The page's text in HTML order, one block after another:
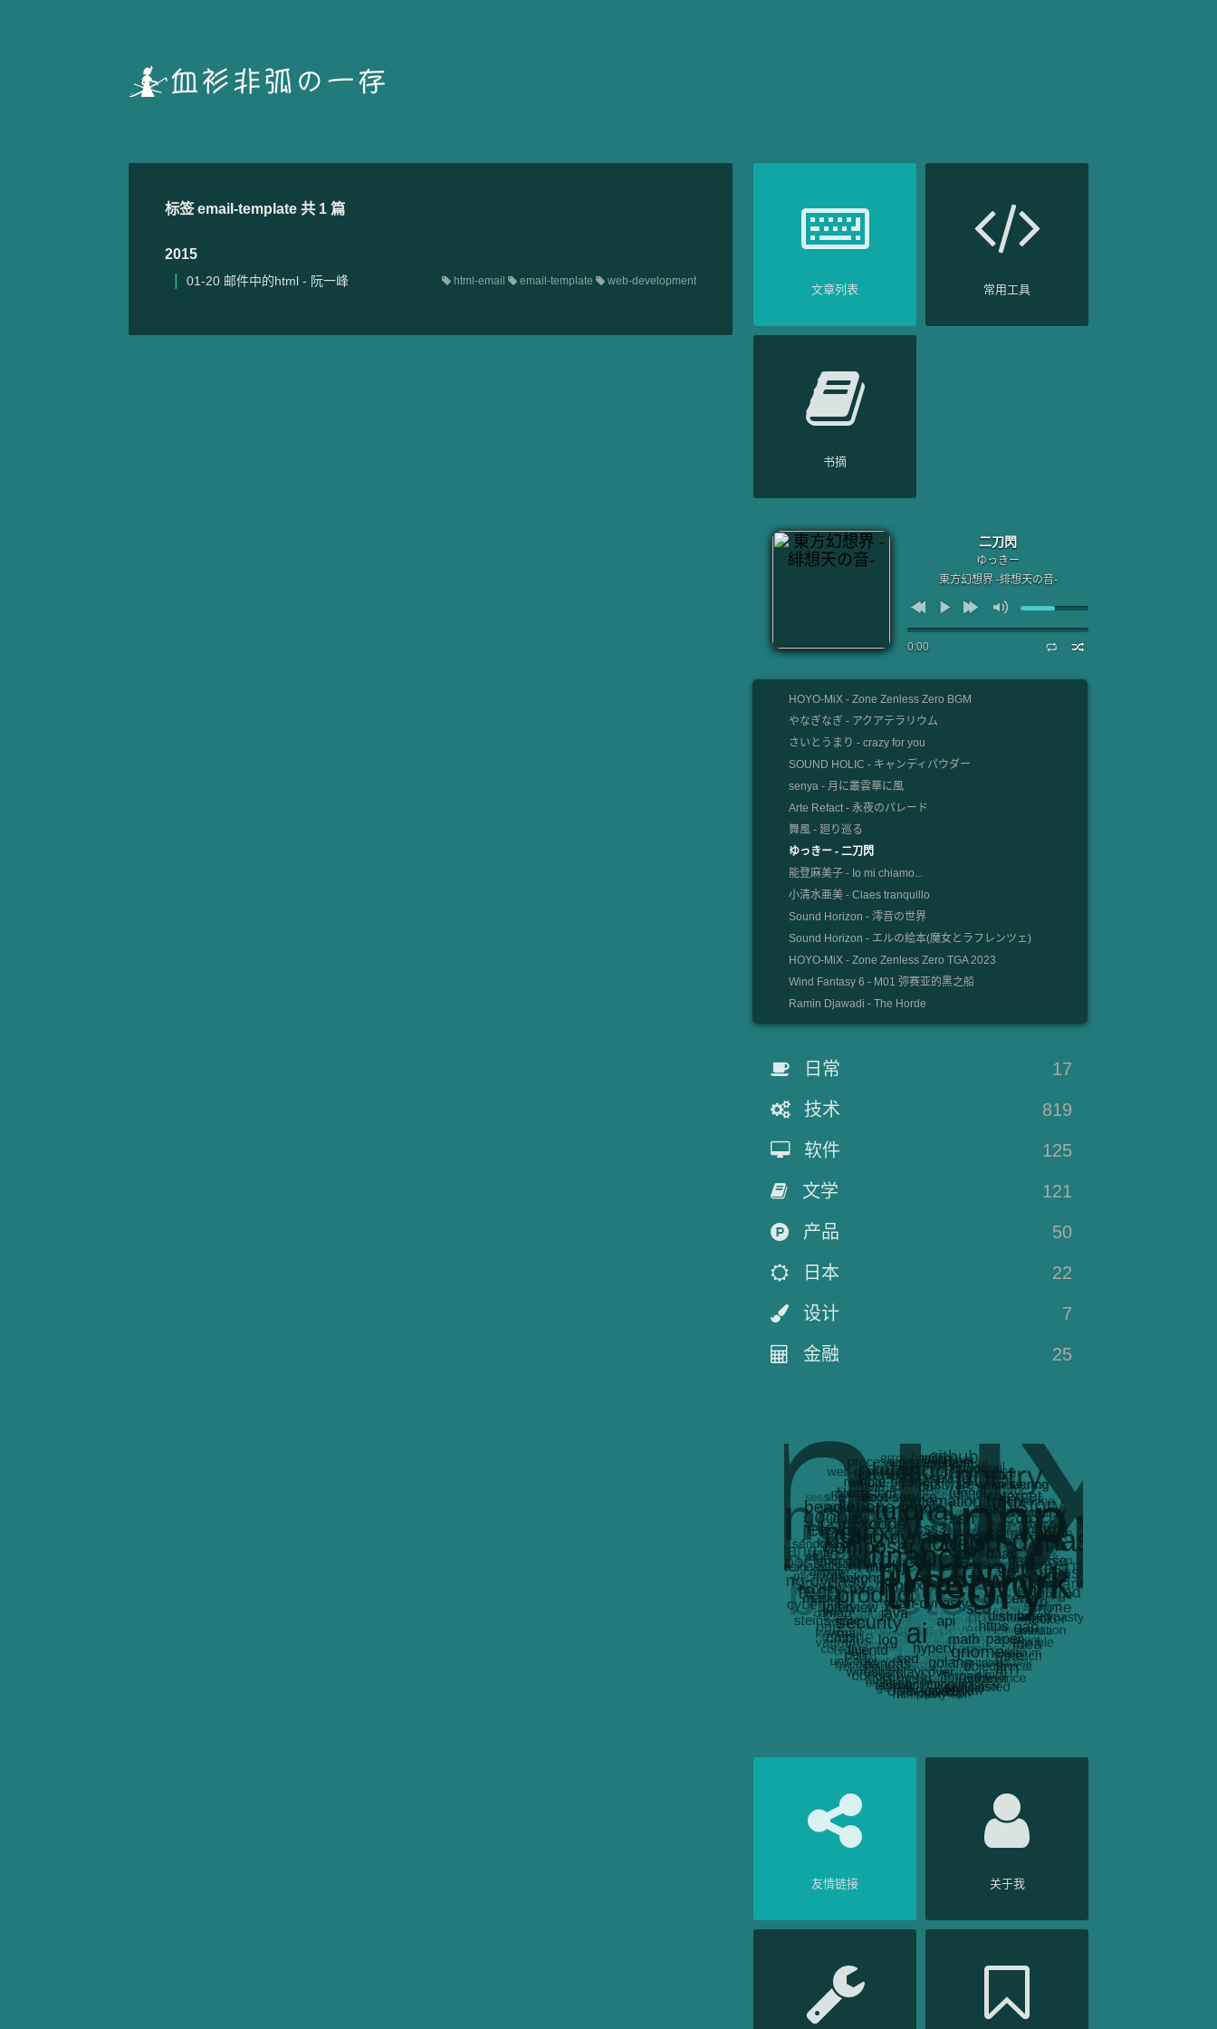
标签 email-template 共 1 篇
2015
01-20 邮件中的html - 阮一峰 html-email email-template web-development
文章列表 常用工具
书摘
二刀閃
ゆっきー
東方幻想界 -緋想天の音-
0:00
HOYO-MiX - Zone Zenless Zero BGM
やなぎなぎ - アクアテラリウム
さいとうまり - crazy for you
SOUND HOLIC - キャンディパウダー
senya - 月に叢雲華に風
Arte Refact - 永夜のパレード
舞風 - 廻り巡る
ゆっきー - 二刀閃
能登麻美子 - Io mi chiamo...
小清水亜美 - Claes tranquillo
Sound Horizon - 澪音の世界
Sound Horizon - エルの絵本(魔女とラフレンツェ)
HOYO-MiX - Zone Zenless Zero TGA 2023
Wind Fantasy 6 - M01 弥赛亚的黑之船
Ramin Djawadi - The Horde
日常 17
技术 819
软件 125
文学 121
产品 50
日本 22
设计 7
金融 25
友情链接 关于我